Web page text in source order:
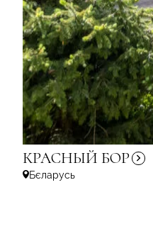
КРАСНЫЙ БОР
Бєларусь